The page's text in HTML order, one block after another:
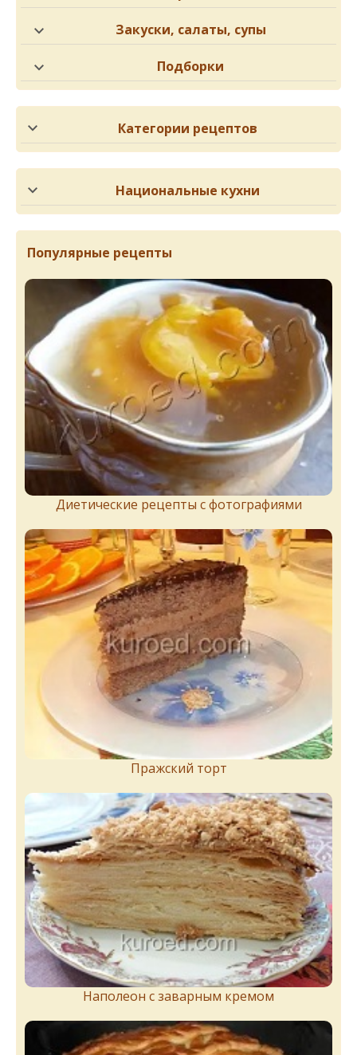
Закуски, салаты, супы
Подборки
Категории рецептов
Национальные кухни
Популярные рецепты
Диетические рецепты с фотографиями
Пражский торт
Наполеон с заварным кремом